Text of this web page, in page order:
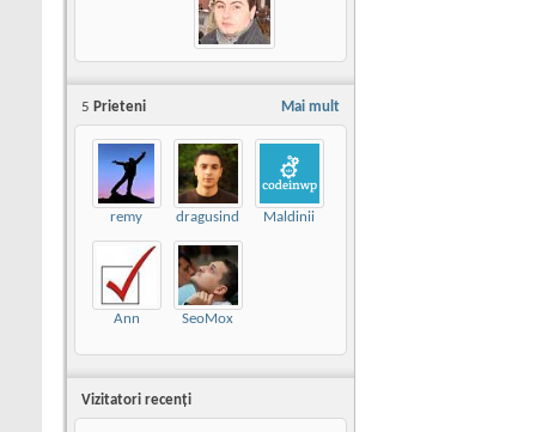
Mai mult
5 Prieteni
remy dragusind Maldinii
Ann SeoMox
Vizitatori recenţi